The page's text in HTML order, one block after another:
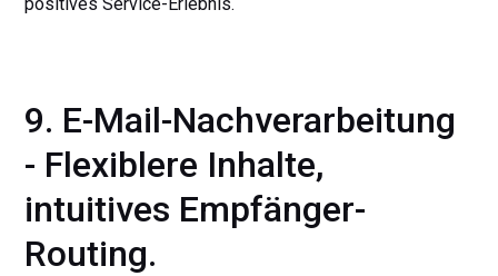
9. E-Mail-Nachverarbeitung
- Flexiblere Inhalte,
intuitives Empfänger-
Routing.